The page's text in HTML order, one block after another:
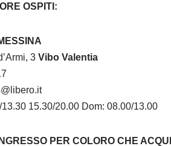
OSPITI:
3 Vibo Valentia
15.30/20.00 Dom: 08.00/13.00
PER COLORO CHE